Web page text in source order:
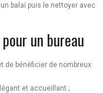
balai puis le nettoyer avec
un bureau
de bénéficier de nombreux
et accueillant ;